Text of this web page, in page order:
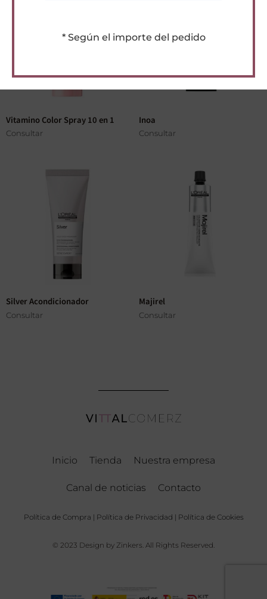
Vitamino Color Spray 10 en 1
Consultar
Inoa
Consultar
Silver Acondicionador
Consultar
Majirel
Consultar
Inicio Tienda Nuestra empresa
Canal de noticias Contacto
Política de Compra | Política de Privacidad | Política de Cookies
© 2023 Design by Zinkers. All Rights Reserved.
* Según el importe del pedido